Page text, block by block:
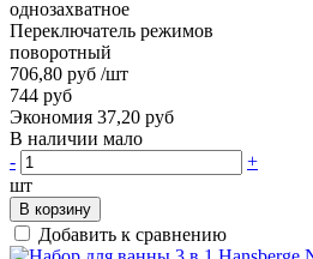
однозахватное
Переключатель режимов
поворотный
706,80 руб /шт
744 руб
Экономия 37,20 руб
В наличии мало
-
+
шт
В корзину
Добавить к сравнению